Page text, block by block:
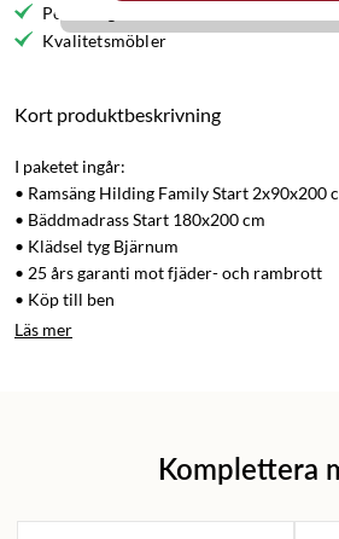
Personlig service
Kvalitetsmöbler
Kort produktbeskrivning
I paketet ingår:
• Ramsäng Hilding Family Start 2x90x200
• Bäddmadrass Start 180x200 cm
• Klädsel tyg Bjärnum
• 25 års garanti mot fjäder- och rambrott
• Köp till ben
Läs mer
Komplettera